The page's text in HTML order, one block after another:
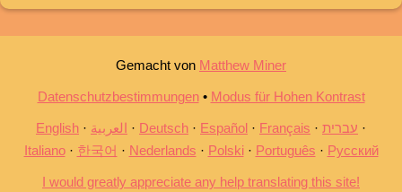
Gemacht von Matthew Miner
Datenschutzbestimmungen• Modus für Hohen Kontrast
English العربية Deutsch Español Français
עברית
Italiano
한국어 Nederlands Polski Português Русский
I would greatly appreciate any help translating this site!